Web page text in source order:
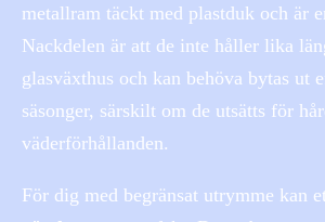
metallram täckt med plastduk och är
Nackdelen är att de inte håller lika
glasväxthus och kan behöva bytas ut
säsonger, särskilt om de utsätts för
väderförhållanden.
För dig med begränsat utrymme kan